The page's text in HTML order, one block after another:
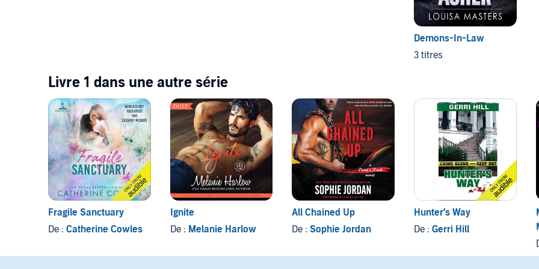
Demons-In-Law
3 titres
Livre 1 dans une autre série
Fragile Sanctuary
De : Catherine Cowles
Ignite
De : Melanie Harlow
All Chained Up
De :Sophie Jordan
Hunter’s Way
De : Gerri Hill